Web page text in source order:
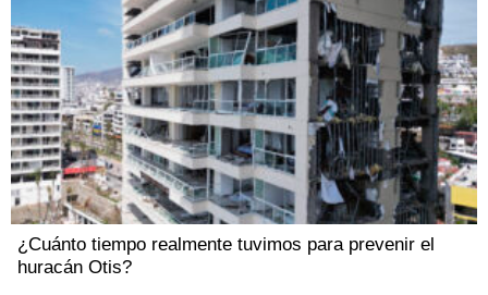
¿Cuánto tiempo realmente tuvimos para prevenir el
huracán Otis?